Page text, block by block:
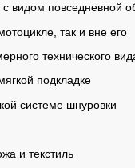
видом повседневной
так и вне его
технического
подкладке
системе шнуровки
и текстиль